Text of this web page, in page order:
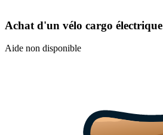
Achat d'un vélo cargo électrique
Aide non disponible